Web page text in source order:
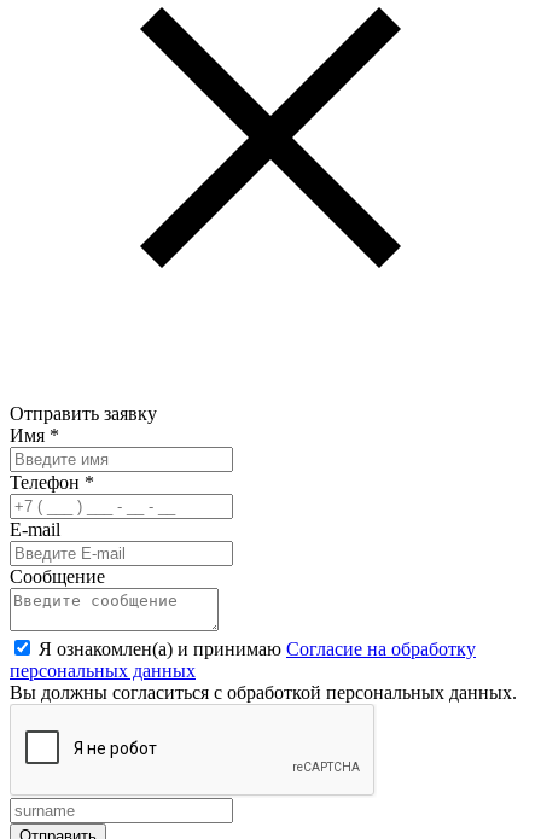
Отправить заявку
Имя *
Телефон *
E-mail
Сообщение
Я ознакомлен(а) и принимаю Согласие на обработку
персональных данных
Вы должны согласиться с обработкой персональных данных.